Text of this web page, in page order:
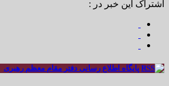
اشتراک این خبر در :
پایگاه اطلاع رسانی دفتر مقام معظم رهبری